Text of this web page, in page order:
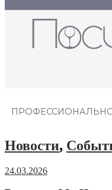
Новости,
24.03.2026